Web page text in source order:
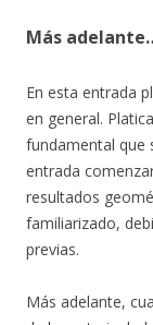
Más
En esta entrada
en general.
fundamental que
entrada
resultados
familiarizado,
previas.
Más adelante,